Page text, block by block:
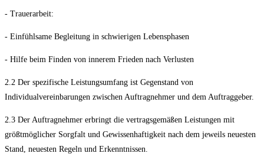
- Trauerarbeit:
- Einfühlsame Begleitung in schwierigen Lebensphasen
- Hilfe beim Finden von innerem Frieden nach Verlusten
2.2 Der spezifische Leistungsumfang ist Gegenstand von
Individualvereinbarungen zwischen Auftragnehmer und dem Auftraggeber.
2.3 Der Auftragnehmer erbringt die vertragsgemäßen Leistungen mit
größtmöglicher Sorgfalt und Gewissenhaftigkeit nach dem jeweils neuesten
Stand, neuesten Regeln und Erkenntnissen.